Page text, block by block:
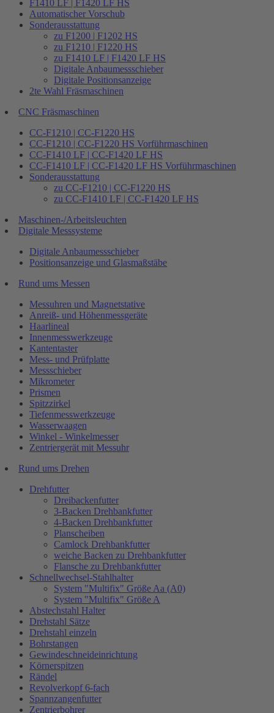
F1410 LF | F1420 LF HS
Automatischer Vorschub
Sonderausstattung
zu F1200 | F1202 HS
zu F1210 | F1220 HS
zu F1410 LF | F1420 LF HS
Digitale Anbaumessschieber
Digitale Positionsanzeige
2te Wahl Fräsmaschinen
CNC Fräsmaschinen
CC-F1210 | CC-F1220 HS
CC-F1210 | CC-F1220 HS Vorführmaschinen
CC-F1410 LF | CC-F1420 LF HS
CC-F1410 LF | CC-F1420 LF HS Vorführmaschinen
Sonderausstattung
zu CC-F1210 | CC-F1220 HS
zu CC-F1410 LF | CC-F1420 LF HS
Maschinen-/Arbeitsleuchten
Digitale Messsysteme
Digitale Anbaumessschieber
Positionsanzeige und Glasmaßstäbe
Rund ums Messen
Messuhren und Magnetstative
Anreiß- und Höhenmessgeräte
Haarlineal
Innenmesswerkzeuge
Kantentaster
Mess- und Prüfplatte
Messschieber
Mikrometer
Prismen
Spitzzirkel
Tiefenmesswerkzeuge
Wasserwaagen
Winkel - Winkelmesser
Zentriergerät mit Messuhr
Rund ums Drehen
Drehfutter
Dreibackenfutter
3-Backen Drehbankfutter
4-Backen Drehbankfutter
Planscheiben
Camlock Drehbankfutter
weiche Backen zu Drehbankfutter
Flansche zu Drehbankfutter
Schnellwechsel-Stahlhalter
System "Multifix" Größe Aa (A0)
System "Multifix" Größe A
Abstechstahl Halter
Drehstahl Sätze
Drehstahl einzeln
Bohrstangen
Gewindeschneideinrichtung
Körnerspitzen
Rändel
Revolverkopf 6-fach
Spannzangenfutter
Zentrierbohrer